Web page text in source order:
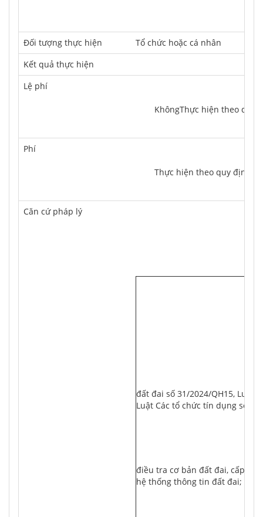
Ðối tượng thực hiện
Tổ chức hoặc cá nhân
Kết quả thực hiện
Lệ phí
KhôngThực hiện theo quy
Phí
Thực hiện theo quy định
Căn cứ pháp lý
đất đai số 31/2024/QH15, Luật
Luật Các tổ chức tín dụng số
điều tra cơ bản đất đai, cấp
hệ thống thông tin đất đai;